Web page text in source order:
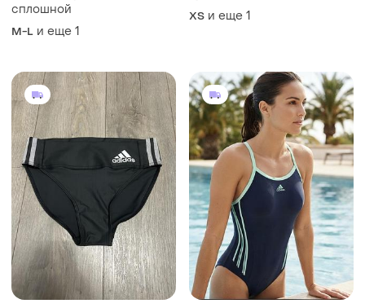
сплошной
M-L и еще 1
ХS и еще 1